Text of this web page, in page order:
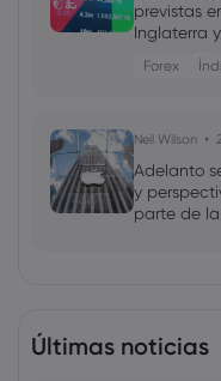
previstas
Inglaterra
Forex
Neil Wilson
Adelanto
y
parte de la
Últimas noticias